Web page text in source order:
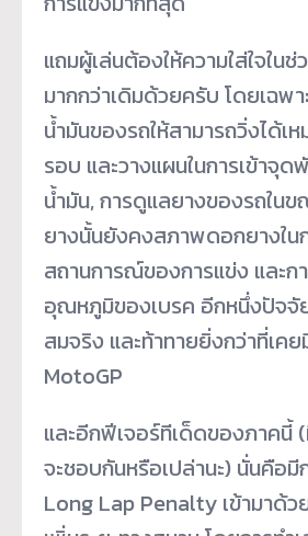
แถมผู้เล่นต้องให้ความใส่ใจใน
มากกว่าเดิมด้วยครับ โดยเฉพ
น้ำมันของรถให้สามารถวิ่งได้เห
รอบ และวางแผนในการเข้าจุด
น้ำมัน, การดูแลยางของรถใน
ยางนั้นยังคงสภาพดอกยางในก
สถานการณ์ของการแข่ง และก
อุณหภูมิของเบรค อีกหนึ่งปัจจั
สมจริง และท้าทายยิ่งกว่าที่เค
MotoGP
และอีกฟีเจอร์ทีเด็ดของภาคนี้
จะชอบกันหรือเปล่านะ) นั่นคือมี
Long Lap Penalty เข้ามาด้